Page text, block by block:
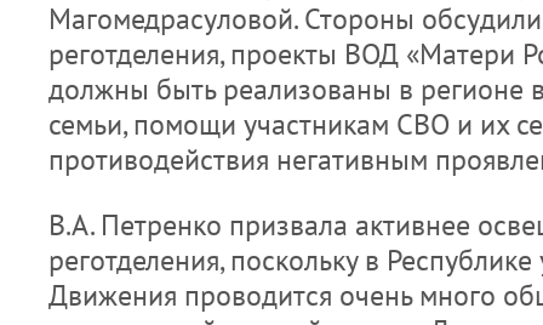
Магомедрасуловой. Стороны
реготделения, проекты ВОД «Матери
должны быть реализованы в регионе
семьи, помощи участникам СВО и их
противодействия негативным
В.А. Петренко призвала активнее
реготделения, поскольку в
Движения проводится очень много